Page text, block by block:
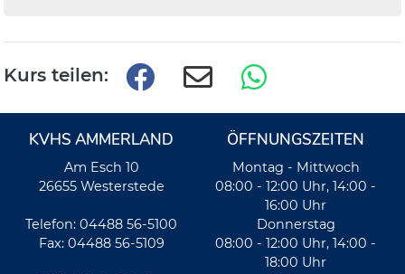
Kurs teilen:
KVHS AMMERLAND
Am Esch 10
26655 Westerstede
Telefon: 04488 56-5100
Fax: 04488 56-5109
ÖFFNUNGSZEITEN
Montag - Mittwoch
08:00 - 12:00 Uhr, 14:00 -
16:00 Uhr
Donnerstag
08:00 - 12:00 Uhr, 14:00 -
18:00 Uhr